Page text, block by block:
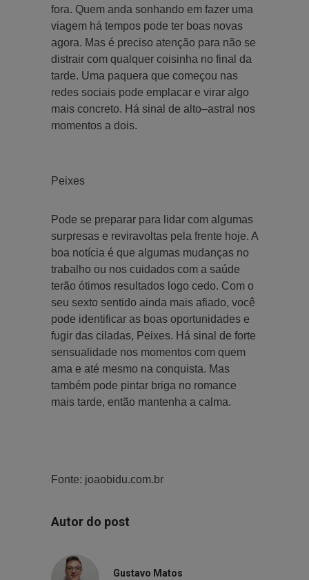
fora. Quem anda sonhando em fazer uma
viagem há tempos pode ter boas novas
agora. Mas é preciso atenção para não se
distrair com qualquer coisinha no final da
tarde. Uma paquera que começou nas
redes sociais pode emplacar e virar algo
mais concreto. Há sinal de alto–astral nos
momentos a dois.
Peixes
Pode se preparar para lidar com algumas
surpresas e reviravoltas pela frente hoje. A
boa notícia é que algumas mudanças no
trabalho ou nos cuidados com a saúde
terão ótimos resultados logo cedo. Com o
seu sexto sentido ainda mais afiado, você
pode identificar as boas oportunidades e
fugir das ciladas, Peixes. Há sinal de forte
sensualidade nos momentos com quem
ama e até mesmo na conquista. Mas
também pode pintar briga no romance
mais tarde, então mantenha a calma.
Fonte: joaobidu.com.br
Autor do post
Gustavo Matos